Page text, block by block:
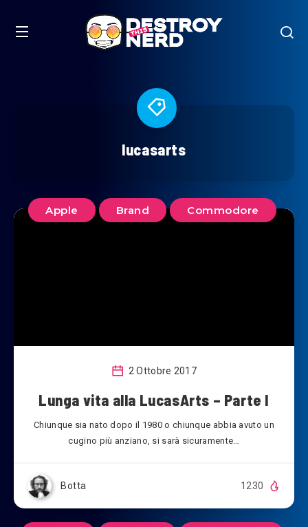
lucasarts
Apple Brand Commodore
2 Ottobre 2017
Lunga vita alla LucasArts – Parte I
Chiunque sia nato dopo il 1980 o chiunque abbia avuto un
cugino più anziano, si sarà sicuramente…
Botta 1230